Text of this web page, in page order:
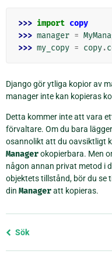
>>> import copy
>>> manager =
>>> my_copy = copy.
Django gör ytliga kopior av
manager inte kan kopieras
Detta kommer inte att vara
förvaltare. Om du bara
osannolikt att du oavsiktligt
Managerokopierbara. Men
någon annan privat metod i
objektets tillstånd, bör du se
din Manageratt kopieras.
Föregående
Sök